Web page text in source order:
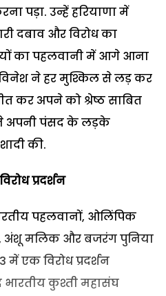
पड़ा. उन्हें हरियाणा में
दबाव और विरोध का
का पहलवानी में आगे आना
ने हर मुश्किल से लड़ कर
कर अपने को श्रेष्ठ साबित
अपनी पंसद के लड़के
की.
प्रदर्शन
पहलवानों, ओलिंपिक
अंशू मलिक और बजरंग पुनिया
एक विरोध प्रदर्शन
कुश्ती महासंघ